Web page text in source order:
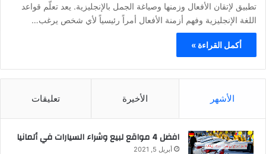
تطبيق لإتقان الأفعال وزمنها وصياغة الجمل بالإنجليزية. يعد تعلّم قواعد
اللغة الإنجليزية وفهم أزمنة الأفعال أمراً رئيسياً لأي شخص يرغب…
أكمل القراءة »
الأشهر الأخيرة تعليقات
افضل 4 مواقع لبيع وشراء السيارات في ألمانيا
أبريل 5, 2021